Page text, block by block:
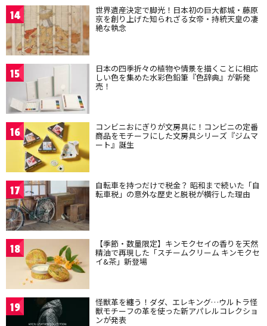
14 世界遺産決定で脚光！日本初の巨大都城・藤原
京を創り上げた知られざる女帝・持統天皇の凄
絶な執念
15 日本の四季折々の植物や情景を描くことに相応
しい色を集めた水彩色鉛筆『色辞典』が新発
売！
16 コンビニおにぎりが文房具に！コンビニの定番
商品をモチーフにした文房具シリーズ『ジムマ
ート』誕生
17 自転車を持つだけで税金？ 昭和まで続いた「自
転車税」の意外な歴史と脱税が横行した理由
18 【季節・数量限定】キンモクセイの香りを天然
精油で再現した「スチームクリーム キンモクセ
イ&茶」新登場
19 怪獣革を纏う！ダダ、エレキング…ウルトラ怪
獣モチーフの革を使った新アパレルコレクショ
ンが発表